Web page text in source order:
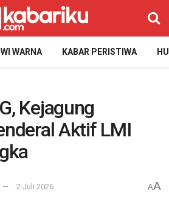
WARNA KABAR PERISTIWA
Kejagung
Aktif LMI
2 Juli 2026 AA